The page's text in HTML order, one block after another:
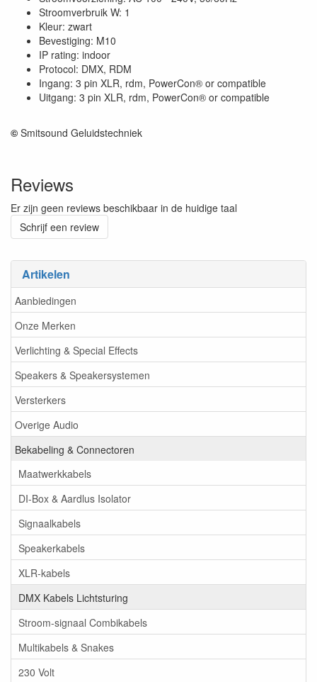
Artikelen
Aanbiedingen
Onze Merken
Verlichting & Special Effects
Speakers & Speakersystemen
Versterkers
Overige Audio
Bekabeling & Connectoren
Maatwerkkabels
DI-Box & Aardlus Isolator
Signaalkabels
Speakerkabels
XLR-kabels
DMX Kabels Lichtsturing
Stroom-signaal Combikabels
Multikabels & Snakes
230 Volt
Stroomverbruik W: 1
Kleur: zwart
Bevestiging: M10
IP rating: indoor
Protocol: DMX, RDM
Ingang: 3 pin XLR, rdm, PowerCon® or compatible
Uitgang: 3 pin XLR, rdm, PowerCon® or compatible
© Smitsound Geluidstechniek
Reviews
Er zijn geen reviews beschikbaar in de huidige taal
Schrijf een review